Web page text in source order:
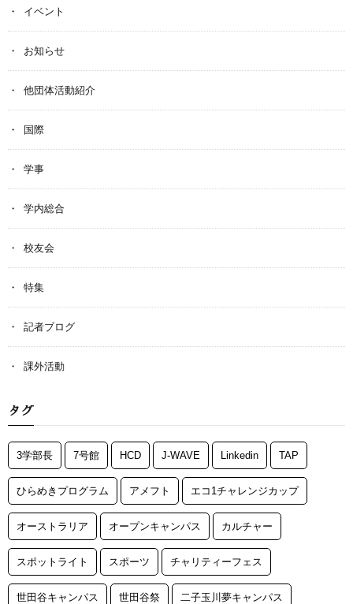
イベント
お知らせ
他団体活動紹介
国際
学事
学内総合
校友会
特集
記者ブログ
課外活動
タグ
3学部長 7号館 HCD J-WAVE Linkedin TAP
ひらめきプログラム アメフト エコ1チャレンジカップ
オーストラリア オープンキャンパス カルチャー
スポットライト スポーツ チャリティーフェス
世田谷キャンパス 世田谷祭 二子玉川夢キャンパス